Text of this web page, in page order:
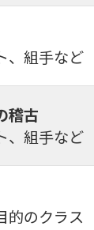
、組手など
稽古
、組手など
的のクラス